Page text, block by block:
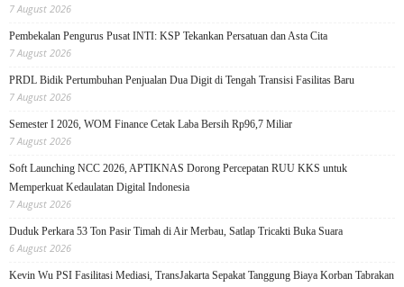
7 August 2026
Pembekalan Pengurus Pusat INTI: KSP Tekankan Persatuan dan Asta Cita
7 August 2026
PRDL Bidik Pertumbuhan Penjualan Dua Digit di Tengah Transisi Fasilitas Baru
7 August 2026
Semester I 2026, WOM Finance Cetak Laba Bersih Rp96,7 Miliar
7 August 2026
Soft Launching NCC 2026, APTIKNAS Dorong Percepatan RUU KKS untuk
Memperkuat Kedaulatan Digital Indonesia
7 August 2026
Duduk Perkara 53 Ton Pasir Timah di Air Merbau, Satlap Tricakti Buka Suara
6 August 2026
Kevin Wu PSI Fasilitasi Mediasi, TransJakarta Sepakat Tanggung Biaya Korban Tabrakan